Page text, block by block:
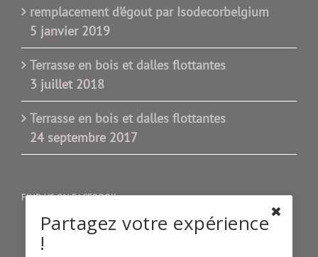
remplacement d’égout par Isodecorbelgium
5 janvier 2019
Terrasse en bois et dalles flottantes
3 juillet 2018
Terrasse en bois et dalles flottantes
24 septembre 2017
FIND US ON FACEBOOK
Partagez votre expérience
!